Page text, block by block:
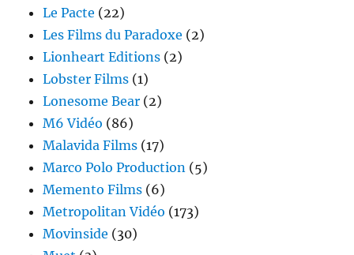
Le Pacte (22)
Les Films du Paradoxe (2)
Lionheart Editions (2)
Lobster Films (1)
Lonesome Bear (2)
M6 Vidéo (86)
Malavida Films (17)
Marco Polo Production (5)
Memento Films (6)
Metropolitan Vidéo (173)
Movinside (30)